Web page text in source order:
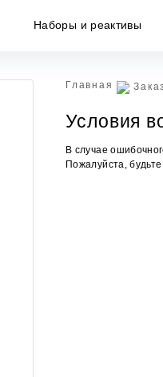
Наборы и реактивы
Главная
Условия
В случае
Пожалуйста,
на сайте, носит